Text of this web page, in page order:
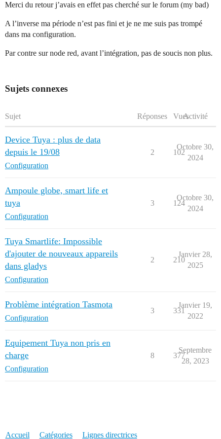
Merci du retour j’avais en effet pas cherché sur le forum (my bad)
A l’inverse ma période n’est pas fini et je ne me suis pas trompé
dans ma configuration.
Par contre sur node red, avant l’intégration, pas de soucis non plus.
Sujets connexes
Sujet Réponses VuesActivité
Device Tuya : plus de data
depuis le 19/08
Configuration
2 102
Octobre 30,
2024
Ampoule globe, smart life et
tuya
Configuration
3 124
Octobre 30,
2024
Tuya Smartlife: Impossible
d'ajouter de nouveaux appareils
dans gladys
Configuration
2 210
Janvier 28,
2025
Problème intégration Tasmota
Configuration
3 331
Janvier 19,
2022
Equipement Tuya non pris en
charge
Configuration
8 377
Septembre
28, 2023
Accueil Catégories Lignes directrices